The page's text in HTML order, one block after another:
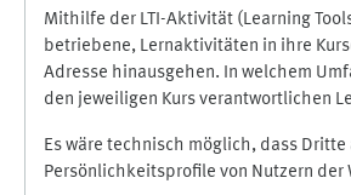
Mithilfe der LTI-Aktivität (Learning
betriebene, Lernaktivitäten in ihre
Adresse hinausgehen. In welchem
den jeweiligen Kurs verantwortlichen
Es wäre technisch möglich, dass
Persönlichkeitsprofile von Nutzern der